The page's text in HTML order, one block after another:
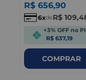
R$ 656,90
6 deR$ 109,
+3% OFF no
R$ 637,19
COMPRAR